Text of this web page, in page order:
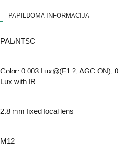
PAPILDOMA INFORMACIJA
PAL/NTSC
Color: 0.003 Lux@(F1.2, AGC ON), 0
Lux with IR
2.8 mm fixed focal lens
M12